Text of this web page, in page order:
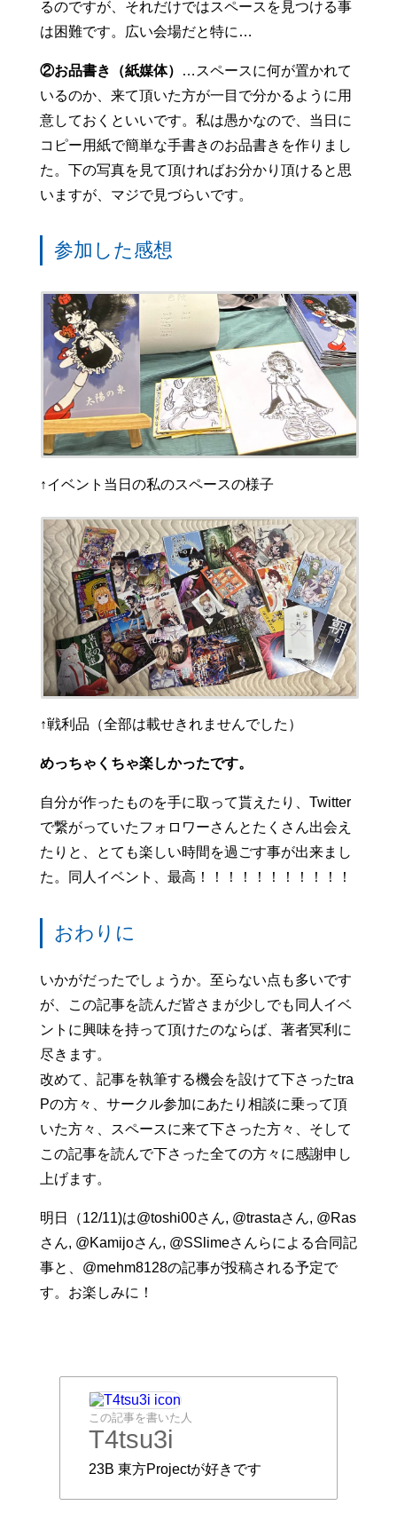
るのですが、それだけではスペースを見つける事
は困難です。広い会場だと特に…
②お品書き（紙媒体）
…スペースに何が置かれて
いるのか、来て頂いた方が一目で分かるように用
意しておくといいです。私は愚かなので、当日に
コピー用紙で簡単な手書きのお品書きを作りまし
た。下の写真を見て頂ければお分かり頂けると思
いますが、マジで見づらいです。
参加した感想
↑イベント当日の私のスペースの様子
↑戦利品（全部は載せきれませんでした）
めっちゃくちゃ楽しかったです。
自分が作ったものを手に取って貰えたり、Twitter
で繋がっていたフォロワーさんとたくさん出会え
たりと、とても楽しい時間を過ごす事が出来まし
た。同人イベント、最高！！！！！！！！！！！
おわりに
いかがだったでしょうか。至らない点も多いです
が、この記事を読んだ皆さまが少しでも同人イベ
ントに興味を持って頂けたのならば、著者冥利に
尽きます。
改めて、記事を執筆する機会を設けて下さったtra
Pの方々、サークル参加にあたり相談に乗って頂
いた方々、スペースに来て下さった方々、そして
この記事を読んで下さった全ての方々に感謝申し
上げます。
明日（12/11)は@toshi00さん, @trastaさん, @Ras
さん, @Kamijoさん, @SSlimeさんらによる合同記
事と、@mehm8128の記事が投稿される予定で
す。お楽しみに！
この記事を書いた人
T4tsu3i
23B 東方Projectが好きです